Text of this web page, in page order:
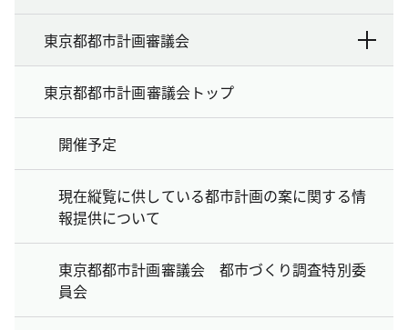
東京都都市計画審議会
東京都都市計画審議会トップ
開催予定
現在縦覧に供している都市計画の案に関する情
報提供について
東京都都市計画審議会 都市づくり調査特別委
員会